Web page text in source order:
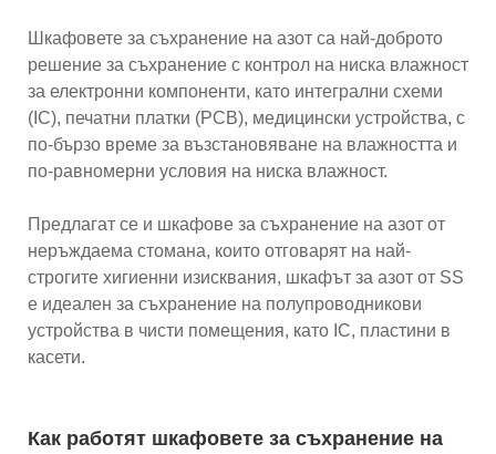
Шкафовете за съхранение на азот са най-доброто
решение за съхранение с контрол на ниска влажност
за електронни компоненти, като интегрални схеми
(IC), печатни платки (PCB), медицински устройства, с
по-бързо време за възстановяване на влажността и
по-равномерни условия на ниска влажност.
Предлагат се и шкафове за съхранение на азот от
неръждаема стомана, които отговарят на най-
строгите хигиенни изисквания, шкафът за азот от SS
е идеален за съхранение на полупроводникови
устройства в чисти помещения, като IC, пластини в
касети.
Как работят шкафовете за съхранение на